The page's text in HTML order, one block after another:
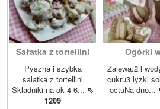
Sałatka z tortellini
Pyszna i szybka
salatka z tortellini
Skladniki na ok 4-6... ⇖
1209
Ogórki
Zalewa:2 l
cukru3 lyzki
octuNa dno...